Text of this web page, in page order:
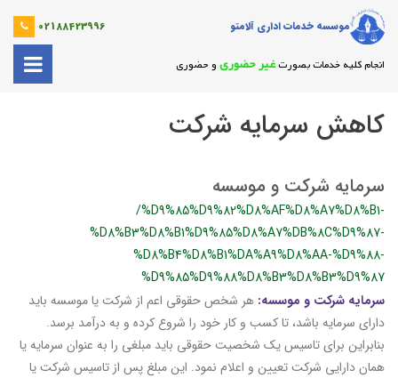
موسسه خدمات اداری آلامتو 02188423996
انجام کلیه خدمات بصورتغیر حضوری و حضوری
کاهش سرمایه شرکت
سرمایه شرکت و موسسه
/%D9%85%D9%82%D8%AF%D8%A7%D8%B1-
%D8%B3%D8%B1%D9%85%D8%A7%DB%8C%D9%87-
%D8%B4%D8%B1%DA%A9%D8%AA-%D9%88-
%D9%85%D9%88%D8%B3%D8%B3%D9%87
سرمایه شرکت و موسسه: هر شخص حقوقی اعم از شرکت یا موسسه باید
دارای سرمایه باشد، تا کسب و کار خود را شروع کرده و به درآمد برسد.
بنابراین برای تاسیس یک شخصیت حقوقی باید مبلغی را به عنوان سرمایه یا
همان دارایی شرکت تعیین و اعلام نمود. این مبلغ پس از تاسیس شرکت یا